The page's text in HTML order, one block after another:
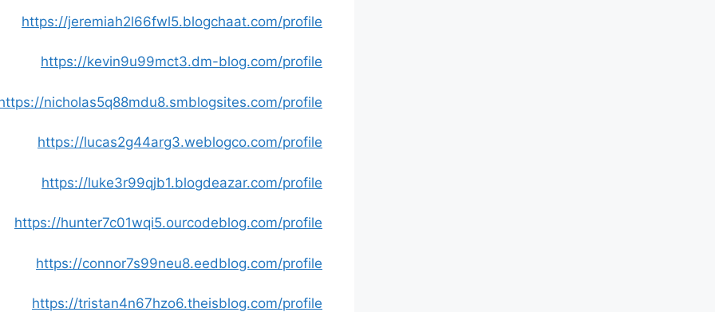
https://jeremiah2l66fwl5.blogchaat.com/profile
https://kevin9u99mct3.dm-blog.com/profile
nicholas5q88mdu8.smblogsites.com/profile
https://lucas2g44arg3.weblogco.com/profile
https://luke3r99qjb1.blogdeazar.com/profile
https://hunter7c01wqi5.ourcodeblog.com/profile
https://connor7s99neu8.eedblog.com/profile
https://tristan4n67hzo6.theisblog.com/profile